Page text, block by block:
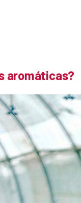
aromáticas?